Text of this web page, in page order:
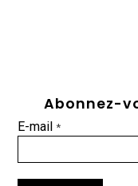
Abonnez-
E-mail*